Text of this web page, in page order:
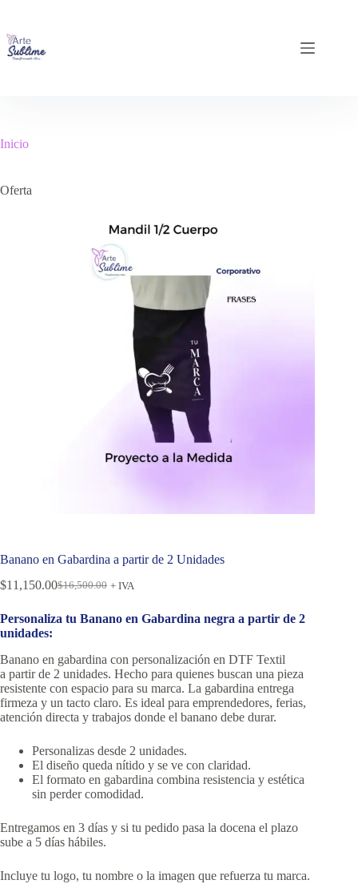
Inicio
Oferta
Banano en Gabardina a partir de 2 Unidades
$16,500.00
$11,150.00 + IVA
Personaliza tu Banano en Gabardina negra a partir de 2
unidades:
Banano en gabardina con personalización en DTF Textil
a partir de 2 unidades. Hecho para quienes buscan una pieza
resistente con espacio para su marca. La gabardina entrega
firmeza y un tacto claro. Es ideal para emprendedores, ferias,
atención directa y trabajos donde el banano debe durar.
Personalizas desde 2 unidades.
El diseño queda nítido y se ve con claridad.
El formato en gabardina combina resistencia y estética
sin perder comodidad.
Entregamos en 3 días y si tu pedido pasa la docena el plazo
sube a 5 días hábiles.
Incluye tu logo, tu nombre o la imagen que refuerza tu marca.